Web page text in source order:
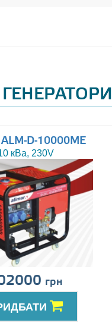
D-10000ME
кВа, 230V
грн